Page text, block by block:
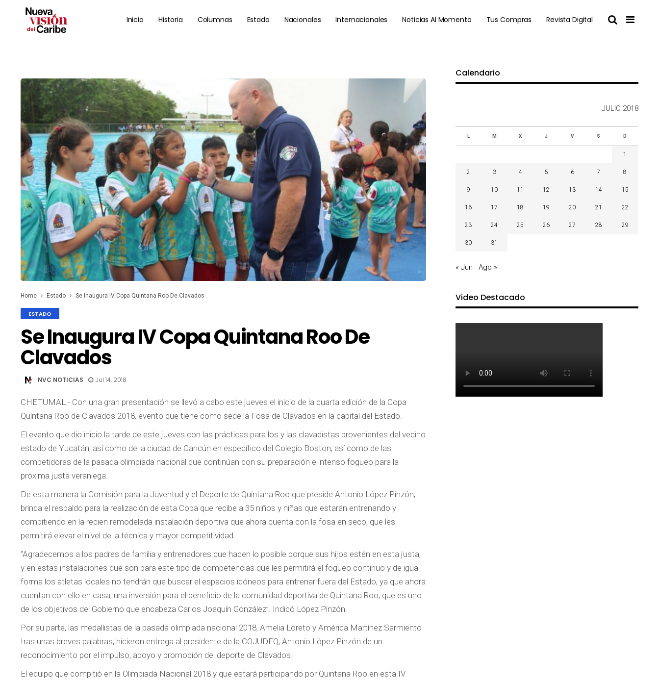
Inicio Historia Columnas Estado Nacionales Internacionales Noticias Al Momento Tus Compras Revista Digital
Home Estado Se Inaugura IV Copa Quintana Roo De Clavados
ESTADO
Se Inaugura IV Copa Quintana Roo De
Clavados
NVC NOTICIAS Jul 14, 2018
CHETUMAL.- Con una gran presentación se llevó a cabo este jueves el inicio de la cuarta edición de la Copa
Quintana Roo de Clavados 2018, evento que tiene como sede la Fosa de Clavados en la capital del Estado.
El evento que dio inicio la tarde de este jueves con las prácticas para los y las clavadistas provenientes del vecino
estado de Yucatán, así como de la ciudad de Cancún en específico del Colegio Boston, así como de las
competidoras de la pasada olimpiada nacional que continúan con su preparación e intenso fogueo para la
próxima justa veraniega.
De esta manera la Comisión para la Juventud y el Deporte de Quintana Roo que preside Antonio López Pinzón,
brinda el respaldo para la realización de esta Copa que recibe a 35 niños y niñas que estarán entrenando y
compitiendo en la recien remodelada instalación deportiva que ahora cuenta con la fosa en seco, que les
permitirá elevar el nivel de la técnica y mayor competitividad.
“Agradecemos a los padres de familia y entrenadores que hacen lo posible porque sus hijos estén en esta justa,
y en estas instalaciones que son para este tipo de competencias que les permitirá el fogueo continuo y de igual
forma los atletas locales no tendrán que buscar el espacios idóneos para entrenar fuera del Estado, ya que ahora
cuentan con ello en casa, una inversión para el beneficio de la comunidad deportiva de Quintana Roo, que es uno
de los objetivos del Gobierno que encabeza Carlos Joaquín González”. Indicó López Pinzón.
Por su parte, las medallistas de la pasada olimpiada nacional 2018, Amelia Loreto y América Martínez Sarmiento
tras unas breves palabras, hicieron entrega al presidente de la COJUDEQ, Antonio López Pinzón de un
reconocimiento por el impulso, apoyo y promoción del deporte de Clavados.
El equipo que compitió en la Olimpiada Nacional 2018 y que estará participando por Quintana Roo en esta IV
Calendario
JULIO 2018
L M X J V S D
1
2 3 4 5 6 7 8
9 10 11 12 13 14 15
16 17 18 19 20 21 22
23 24 25 26 27 28 29
30 31
« Jun Ago »
Video Destacado